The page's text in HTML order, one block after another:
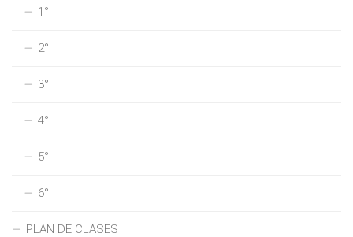
1°
2°
3°
4°
5°
6°
PLAN DE CLASES